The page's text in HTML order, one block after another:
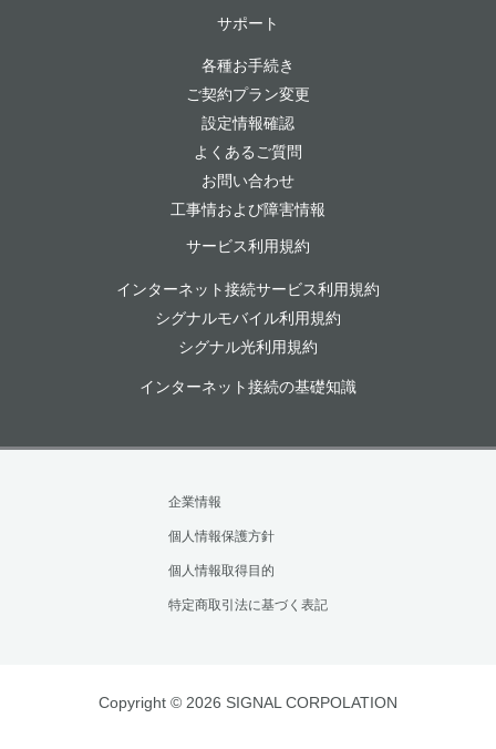
サポート
各種お手続き
ご契約プラン変更
設定情報確認
よくあるご質問
お問い合わせ
工事情および障害情報
サービス利用規約
インターネット接続サービス利用規約
シグナルモバイル利用規約
シグナル光利用規約
インターネット接続の基礎知識
企業情報
個人情報保護方針
個人情報取得目的
特定商取引法に基づく表記
Copyright © 2026 SIGNAL CORPOLATION